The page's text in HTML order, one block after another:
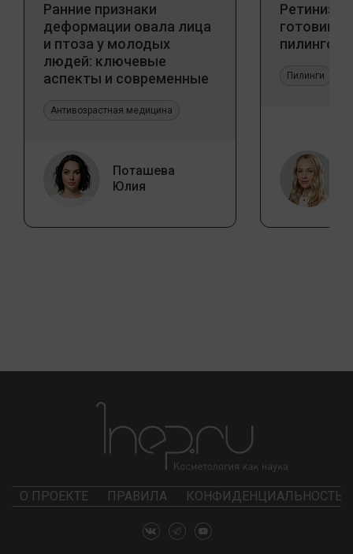
Ранние признаки
деформации овала лица
и птоза у молодых
людей: ключевые
аспекты и современные
Антивозрастная медицина
Поташева
Юлия
готовим
пилингов
Пилинги
О ПРОЕКТЕ ПРАВИЛА КОНФИДЕНЦИАЛЬНОСТЬ